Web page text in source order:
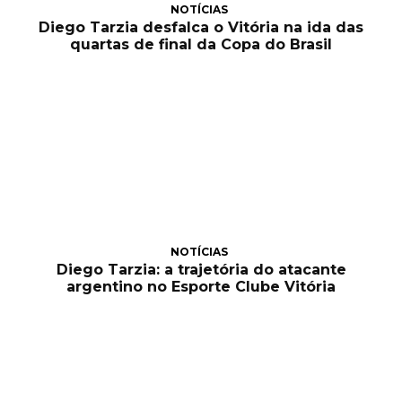
NOTÍCIAS
Diego Tarzia desfalca o Vitória na ida das
quartas de final da Copa do Brasil
NOTÍCIAS
Diego Tarzia: a trajetória do atacante
argentino no Esporte Clube Vitória